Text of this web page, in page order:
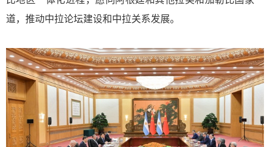
道，推动中拉论坛建设和中拉关系发展。